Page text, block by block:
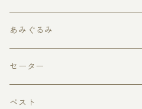
あみぐるみ
果物
どうぶつ
セーター
ベスト